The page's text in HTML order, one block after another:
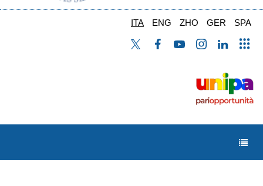
ITA ENG ZHO GER SPA